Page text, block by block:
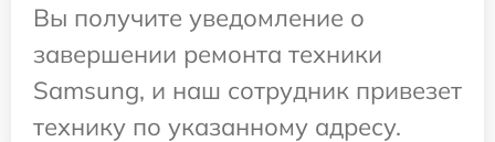
Вы получите уведомление о
завершении ремонта техники
Samsung, и наш сотрудник привезет
технику по указанному адресу.